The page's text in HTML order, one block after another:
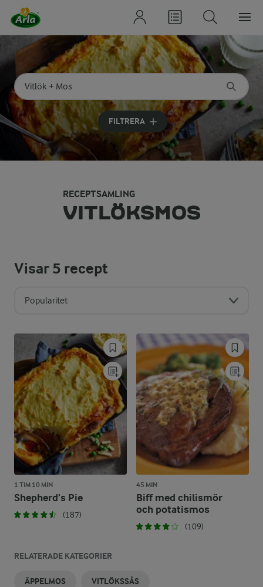
Sök på kategori eller ingrediens
Skriv in sökord för att få förslag
FILTRERA
RECEPTSAMLING
VITLÖKSMOS
Visar5 recept
Popularitet
1 TIM 10 MIN
Shepherd’s Pie
(187)
45 MIN
Biff med chilismör
och potatismos
(109)
RELATERADE KATEGORIER
ÄPPELMOS VITLÖKSSÅS